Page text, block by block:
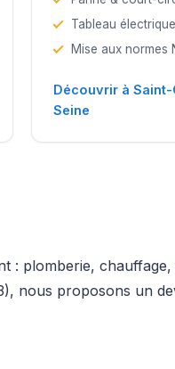
Tableau électrique
Mise aux normes
Découvrir à
Seine
plomberie,
nous proposons un